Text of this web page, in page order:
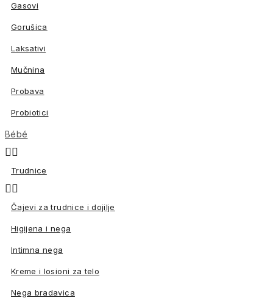
Gasovi
Gorušica
Laksativi
Mučnina
Probava
Probiotici
Bébé

Trudnice

Čajevi za trudnice i dojilje
Higijena i nega
Intimna nega
Kreme i losioni za telo
Nega bradavica